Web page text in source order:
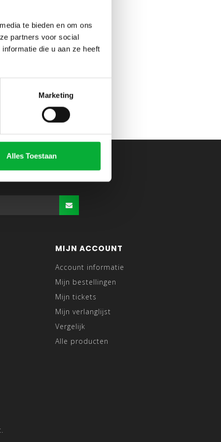
te bieden en om ons
partners voor social
die u aan ze heeft
Marketing
Alles Toestaan
MIJN ACCOUNT
Account informatie
Mijn bestellingen
Mijn tickets
Mijn verlanglijst
Vergelijk
Alle producten